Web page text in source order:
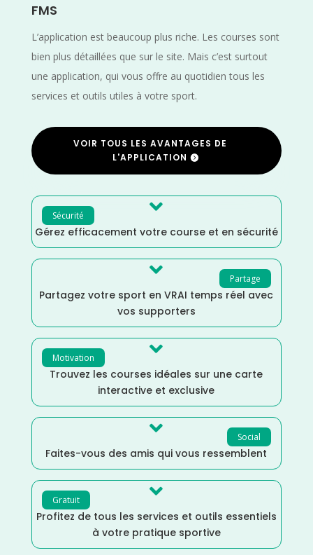
FMS
L’application est beaucoup plus riche. Les courses sont
bien plus détaillées que sur le site. Mais c’est surtout
une application, qui vous offre au quotidien tous les
services et outils utiles à votre sport.
VOIR TOUS LES AVANTAGES DE
L'APPLICATION
Sécurité 
Gérez efficacement votre course et en sécurité
Partage

Partagez votre sport en VRAI temps réel avec
vos supporters
Motivation 
Trouvez les courses idéales sur une carte
interactive et exclusive
Social

Faites-vous des amis qui vous ressemblent
Gratuit 
Profitez de tous les services et outils essentiels
à votre pratique sportive